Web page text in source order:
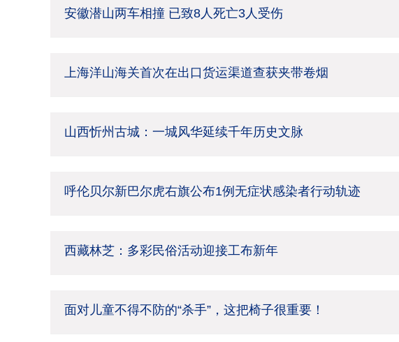
安徽潜山两车相撞 已致8人死亡3人受伤
上海洋山海关首次在出口货运渠道查获夹带卷烟
山西忻州古城：一城风华延续千年历史文脉
呼伦贝尔新巴尔虎右旗公布1例无症状感染者行动轨迹
西藏林芝：多彩民俗活动迎接工布新年
面对儿童不得不防的“杀手”，这把椅子很重要！